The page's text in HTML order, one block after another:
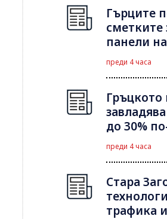
Гърците
сметките
панели
преди 4 часа
до 30%
преди 4 часа
Стара
трафика